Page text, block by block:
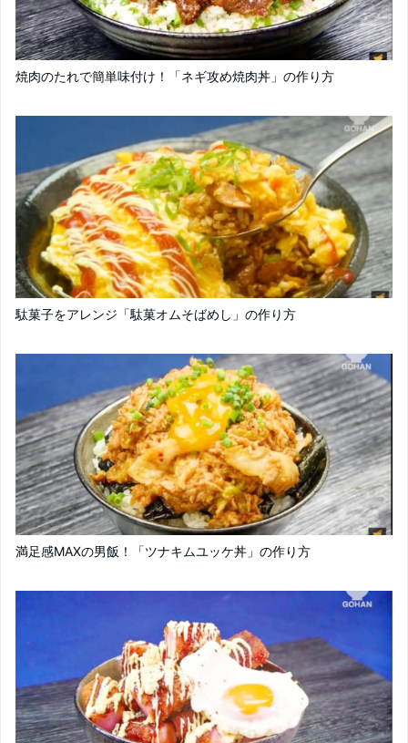
焼肉のたれで簡単味付け！「ネギ攻め焼肉丼」の作り方
駄菓子をアレンジ「駄菓オムそばめし」の作り方
満足感MAXの男飯！「ツナキムユッケ丼」の作り方